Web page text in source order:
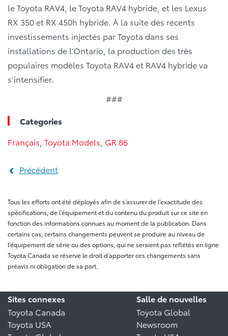
le Toyota RAV4, le Toyota RAV4 hybride, et les Lexus
RX 350 et RX 450h hybride. À la suite des récents
investissements injectés par Toyota dans ses
installations de l’Ontario, la production des très
populaires modèles Toyota RAV4 et RAV4 hybride va
s’intensifier.
###
Categories
Français Toyota Models GR 86
Précédent
Tous les efforts ont été déployés afin de s’assurer de l’exactitude des
spécifications, de l’équipement et du contenu du produit sur ce site en
fonction des informations connues au moment de la publication. Dans
certains cas, certains changements peuvent se produire au niveau de
l’équipement de série ou des options, qui ne seraient pas reflétés en ligne.
Toyota Canada se réserve le droit d’apporter ces changements sans
préavis ni obligation de sa part.
Sites connexes
Toyota Canada
Toyota USA
Salle de nouvelles
Toyota Global
Newsroom